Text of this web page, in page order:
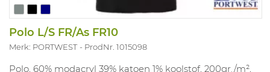
Polo L/S FR/As FR10
Merk: PORTWEST ProdNr. 1015098
Polo, 60% modacryl 39% katoen 1% koolstof, 200gr./m²,